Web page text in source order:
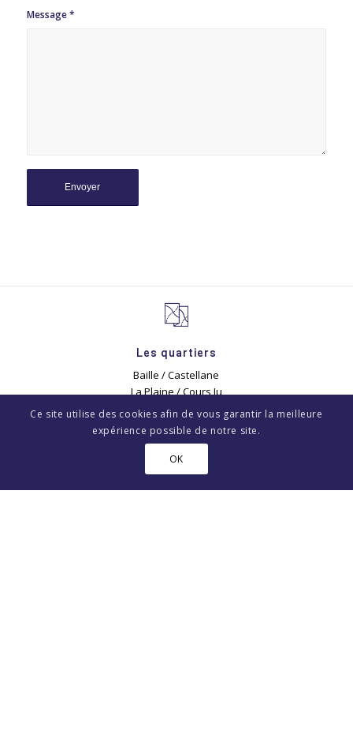
Message*
Les quartiers
Baille / Castellane
La Plaine / Cours Ju
Canebière / Noailles
Le Panier / La Joliette
Préfecture / Palais de Justice
Ce site utilise des cookies afin de vous garantir la meilleure
expérience possible de notre site.
OK